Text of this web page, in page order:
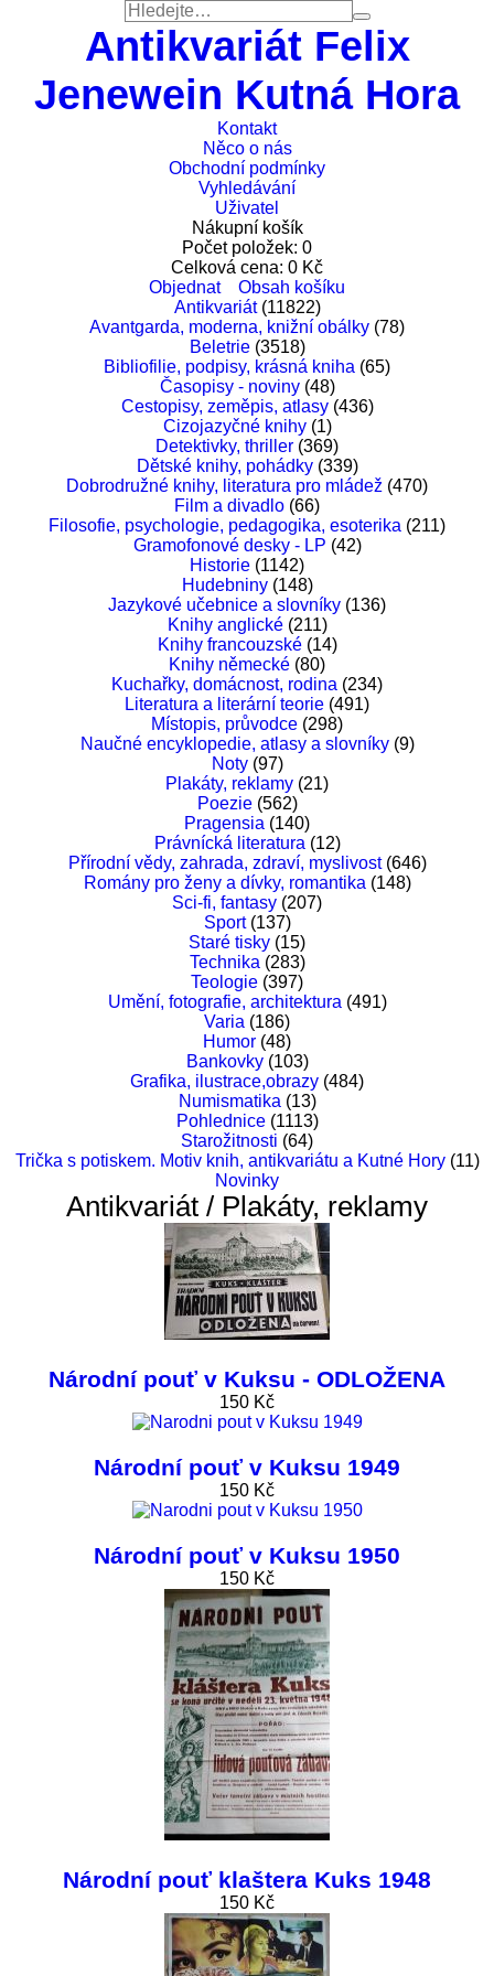
Antikvariát Felix
Jenewein Kutná Hora
Kontakt
Něco o nás
Obchodní podmínky
Vyhledávání
Uživatel
Nákupní košík
Počet položek: 0
Celková cena: 0 Kč
Objednat
Obsah košíku
Antikvariát(11822)
Avantgarda, moderna, knižní obálky (78)
Beletrie(3518)
Bibliofilie, podpisy, krásná kniha (65)
Časopisy - noviny(48)
Cestopisy, zeměpis, atlasy(436)
Cizojazyčné knihy(1)
Detektivky, thriller (369)
Dětské knihy, pohádky(339)
Dobrodružné knihy, literatura pro mládež (470)
Film a divadlo (66)
Filosofie, psychologie, pedagogika, esoterika (211)
Gramofonové desky - LP (42)
Historie (1142)
Hudebniny(148)
Jazykové učebnice a slovníky (136)
Knihy anglické(211)
Knihy francouzské(14)
Knihy německé (80)
Kuchařky, domácnost, rodina (234)
Literatura a literární teorie (491)
Místopis, průvodce (298)
Naučné encyklopedie, atlasy a slovníky(9)
Noty(97)
Plakáty, reklamy (21)
Poezie(562)
Pragensia (140)
Právnícká literatura (12)
Přírodní vědy, zahrada, zdraví, myslivost(646)
Romány pro ženy a dívky, romantika (148)
Sci-fi, fantasy (207)
Sport(137)
Staré tisky (15)
Technika (283)
Teologie (397)
Umění, fotografie, architektura (491)
Varia (186)
Humor (48)
Bankovky(103)
Grafika, ilustrace,obrazy (484)
Numismatika (13)
Pohlednice(1113)
Starožitnosti (64)
Trička s potiskem. Motiv knih, antikvariátu a Kutné Hory(11)
Novinky
Antikvariát / Plakáty, reklamy
Národní pouť v Kuksu - ODLOŽENA
150 Kč
Národní pouť v Kuksu 1949
150 Kč
Národní pouť v Kuksu 1950
150 Kč
Národní pouť klaštera Kuks 1948
150 Kč